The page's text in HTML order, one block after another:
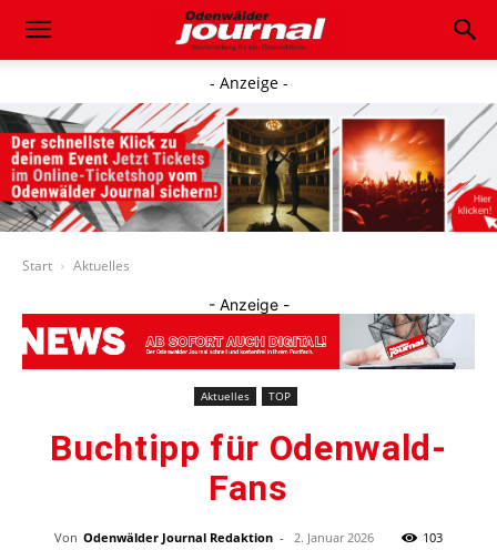
- Anzeige -
Start Aktuelles
- Anzeige -
Aktuelles TOP
Buchtipp für Odenwald-
Fans
Von Odenwälder Journal Redaktion - 2. Januar 2026 103